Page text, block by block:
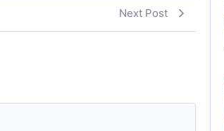
Next Post